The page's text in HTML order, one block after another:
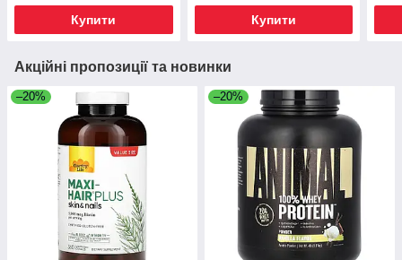
Купити Купити
Акційні пропозиції та новинки
–20% –20%